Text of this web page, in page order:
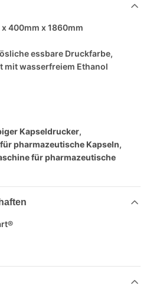
x 400mm x 1860mm
essbare Druckfarbe,
mit wasserfreiem Ethanol
Kapseldrucker,
pharmazeutische Kapseln,
für pharmazeutische